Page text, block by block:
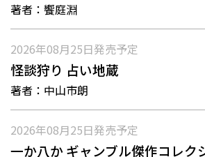
著者： 饗庭淵
2026年08月25日発売予定
怪談狩り 占い地蔵
著者： 中山市朗
2026年08月25日発売予定
一か八か ギャンブル傑作コレク